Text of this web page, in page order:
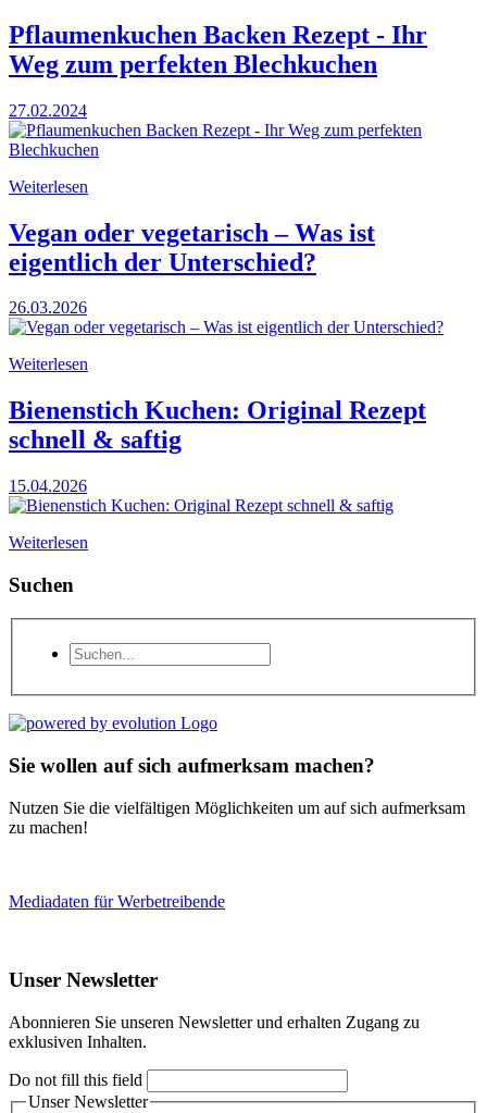
Pflaumenkuchen Backen Rezept - Ihr
Weg zum perfekten Blechkuchen
27.02.2024
Weiterlesen
Vegan oder vegetarisch – Was ist
eigentlich der Unterschied?
26.03.2026
Weiterlesen
Bienenstich Kuchen: Original Rezept
schnell & saftig
15.04.2026
Weiterlesen
Suchen
Sie wollen auf sich aufmerksam machen?
Nutzen Sie die vielfältigen Möglichkeiten um auf sich aufmerksam
zu machen!
Mediadaten für Werbetreibende
Unser Newsletter
Abonnieren Sie unseren Newsletter und erhalten Zugang zu
exklusiven Inhalten.
Do not fill this field
Unser Newsletter